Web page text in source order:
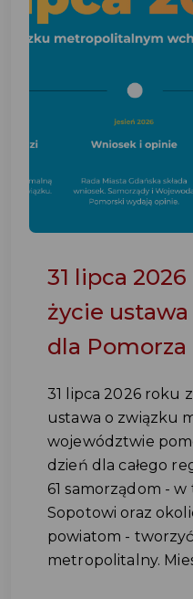
31 lipca
życie
dla Pomorza
31 lipca 2026 roku
ustawa o związku
województwie
dzień dla całego
61 samorządom -
Sopotowi oraz
powiatom -
metropolitalny.